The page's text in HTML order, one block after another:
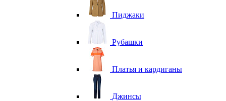
Пиджаки
Рубашки
Платья и кардиганы
Джинсы